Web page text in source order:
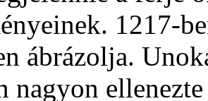
1217-
ábrázolja.
nagyon